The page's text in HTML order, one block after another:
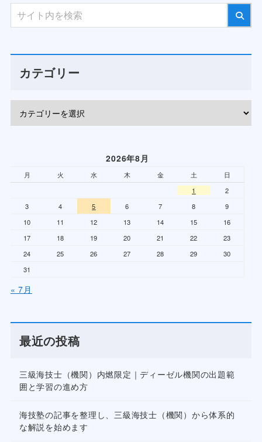
カテゴリー
2026年8月
月 火 水 木 金 土
日
1
2
3
4 5 6 7 8
9
10
11 12 13 14 15
16
17
18 19 20 21 22
23
24
25 26 27 28 29
30
31
« 7月
最近の投稿
三級海技士（機関）内燃限定｜ディーゼル機関の出題範
囲と学習の進め方
海技塾の記事を整理し、三級海技士（機関）から体系的
な解説を始めます